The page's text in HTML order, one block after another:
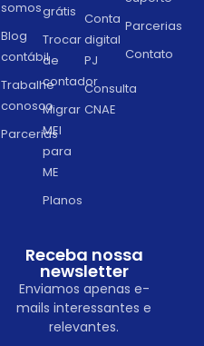
somos
Blog
contábil
Trabalhe
conosco
Parcerias
grátis
Trocar
de
contador
Migrar
MEI
para
ME
Planos
Conta
digital
PJ
Consulta
CNAE
Parcerias
Contato
Receba nossa
newsletter
Enviamos apenas e-
mails interessantes e
relevantes.